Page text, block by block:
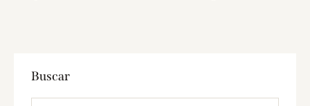
Buscar